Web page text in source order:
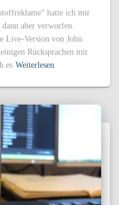
hatte ich mir
dann aber verworfen.
Live-Version von John
Rücksprachen mit
es Weiterlesen